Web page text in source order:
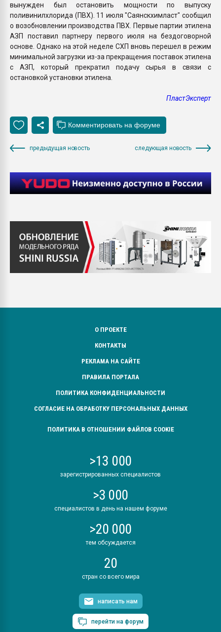
вынужден был остановить мощности по выпуску
поливинилхлорида (ПВХ). 11 июля "Саянскхимласт" сообщил
о возобновлении производства ПВХ. Первые партии этилена
АЗП поставил партнеру первого июля на бездоговорной
основе. Однако на этой неделе СХП вновь перешел в режим
минимальной загрузки из-за прекращения поставок этилена
с АЗП, который прекратил подачу сырья в связи с
остановкой установки этилена.
ПластЭксперт
предыдущая новость следующая новость
О ПРОЕКТЕ
КОНТАКТЫ
РЕКЛАМА НА САЙТЕ
ПРАВИЛА ПОРТАЛА
ПОЛИТИКА КОНФИДЕНЦИАЛЬНОСТИ
СОГЛАСИЕ НА ОБРАБОТКУ ПЕРСОНАЛЬНЫХ ДАННЫХ
ПОЛИТИКА В ОТНОШЕНИИ ФАЙЛОВ COOKIE
>13 000
зарегистрированных специалистов
>3 000
специалистов в день на нашем форуме
>20 000
тем обсуждается
20
стран со всего мира
написать нам
перейти на форум